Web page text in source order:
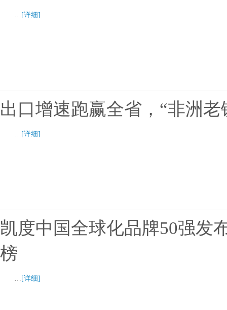
… [详细]
出口增速跑赢全省，“非洲
… [详细]
凯度中国全球化品牌50强发
榜
… [详细]